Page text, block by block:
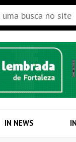
IN NEWS